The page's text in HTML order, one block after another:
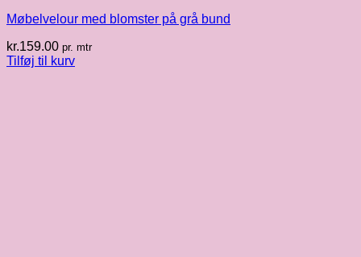
Møbelvelour med blomster på grå bund
kr.159.00 pr. mtr
Tilføj til kurv